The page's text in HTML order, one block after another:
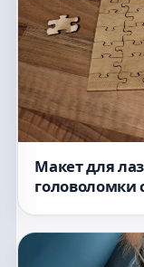
Макет для
головоломки